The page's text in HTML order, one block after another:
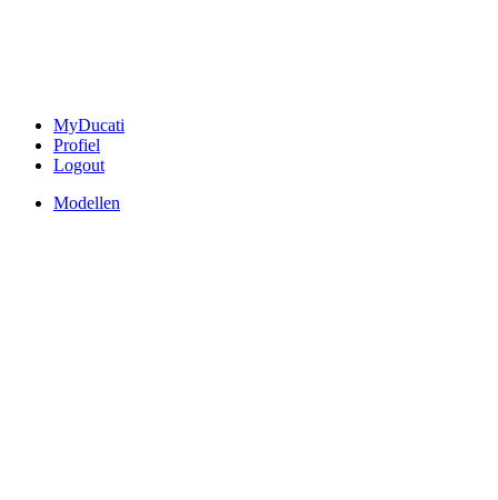
MyDucati
Profiel
Logout
Modellen